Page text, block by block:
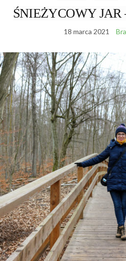
ŚNIEŻYCOWY JAR
18 marca 2021